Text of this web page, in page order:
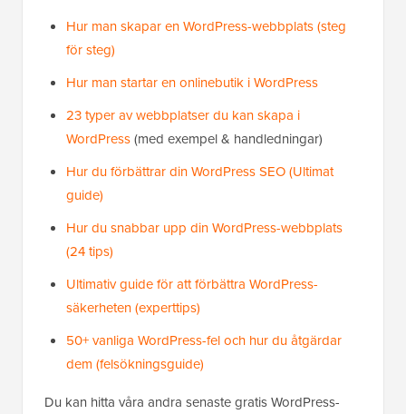
Hur man skapar en WordPress-webbplats (steg
för steg)
Hur man startar en onlinebutik i WordPress
23 typer av webbplatser du kan skapa i
WordPress(med exempel & handledningar)
Hur du förbättrar din WordPress SEO (Ultimat
guide)
Hur du snabbar upp din WordPress-webbplats
(24 tips)
Ultimativ guide för att förbättra WordPress-
säkerheten (experttips)
50+ vanliga WordPress-fel och hur du åtgärdar
dem (felsökningsguide)
Du kan hitta våra andra senaste gratis WordPress-